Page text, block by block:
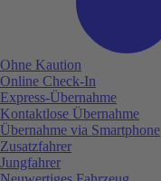
Ohne Kaution
Online Check-In
Express-Übernahme
Kontaktlose Übernahme
Übernahme via Smartphone
Zusatzfahrer
Jungfahrer